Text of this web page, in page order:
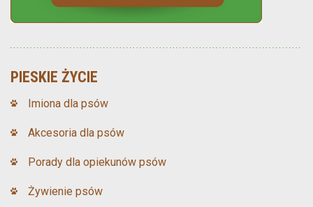
PIESKIE ŻYCIE
Imiona dla psów
Akcesoria dla psów
Porady dla opiekunów psów
Żywienie psów